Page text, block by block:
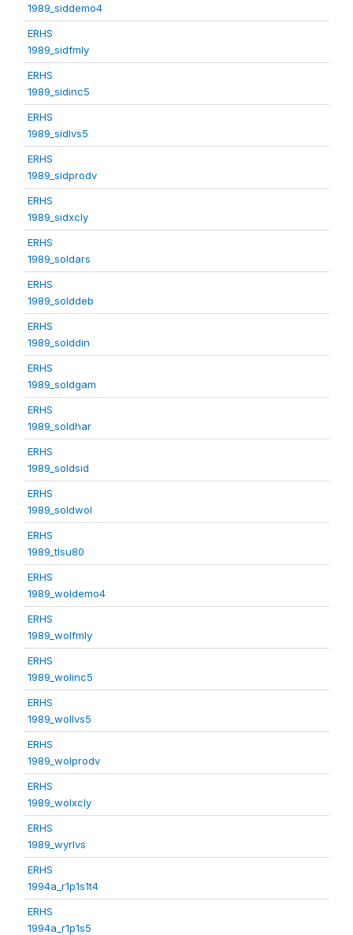
1989_siddemo4
ERHS
1989_sidfmly
ERHS
1989_sidinc5
ERHS
1989_sidlvs5
ERHS
1989_sidprodv
ERHS
1989_sidxcly
ERHS
1989_soldars
ERHS
1989_solddeb
ERHS
1989_solddin
ERHS
1989_soldgam
ERHS
1989_soldhar
ERHS
1989_soldsid
ERHS
1989_soldwol
ERHS
1989_tlsu80
ERHS
1989_woldemo4
ERHS
1989_wolfmly
ERHS
1989_wolinc5
ERHS
1989_wollvs5
ERHS
1989_wolprodv
ERHS
1989_wolxcly
ERHS
1989_wyrlvs
ERHS
1994a_r1p1s1t4
ERHS
1994a_r1p1s5